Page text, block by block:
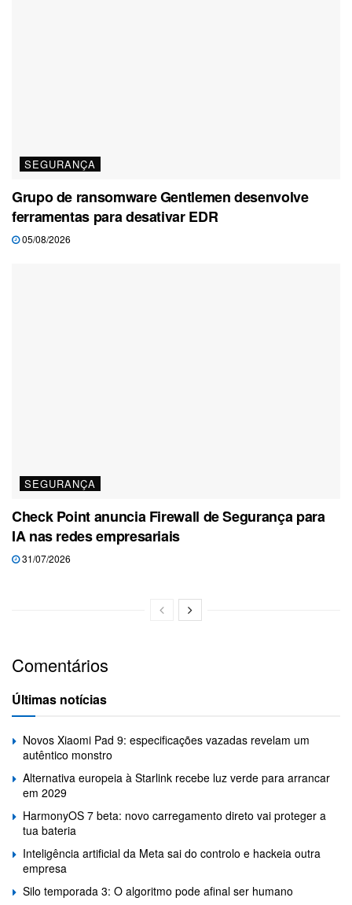
SEGURANÇA
Grupo de ransomware Gentlemen desenvolve
ferramentas para desativar EDR
05/08/2026
SEGURANÇA
Check Point anuncia Firewall de Segurança para
IA nas redes empresariais
31/07/2026
Comentários
Últimas notícias
Novos Xiaomi Pad 9: especificações vazadas revelam um
autêntico monstro
Alternativa europeia à Starlink recebe luz verde para arrancar
em 2029
HarmonyOS 7 beta: novo carregamento direto vai proteger a
tua bateria
Inteligência artificial da Meta sai do controlo e hackeia outra
empresa
Silo temporada 3: O algoritmo pode afinal ser humano